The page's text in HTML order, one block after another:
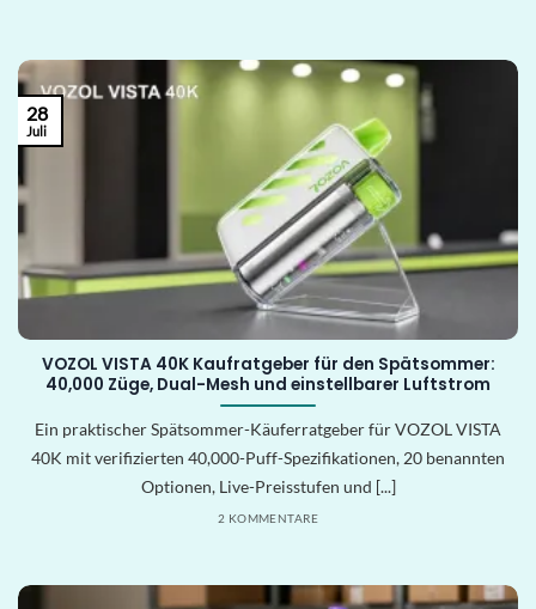
VOZOL VISTA 40K Kaufratgeber für den Spätsommer:
40,000 Züge, Dual-Mesh und einstellbarer Luftstrom
Ein praktischer Spätsommer-Käuferratgeber für VOZOL VISTA
40K mit verifizierten 40,000-Puff-Spezifikationen, 20 benannten
Optionen, Live-Preisstufen und [...]
2 KOMMENTARE
28
Juli